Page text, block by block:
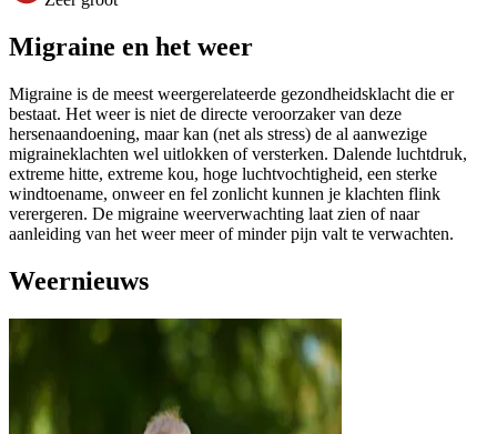
Migraine en het weer
Migraine is de meest weergerelateerde gezondheidsklacht die er
bestaat. Het weer is niet de directe veroorzaker van deze
hersenaandoening, maar kan (net als stress) de al aanwezige
migraineklachten wel uitlokken of versterken. Dalende luchtdruk,
extreme hitte, extreme kou, hoge luchtvochtigheid, een sterke
windtoename, onweer en fel zonlicht kunnen je klachten flink
verergeren. De migraine weerverwachting laat zien of naar
aanleiding van het weer meer of minder pijn valt te verwachten.
Weernieuws